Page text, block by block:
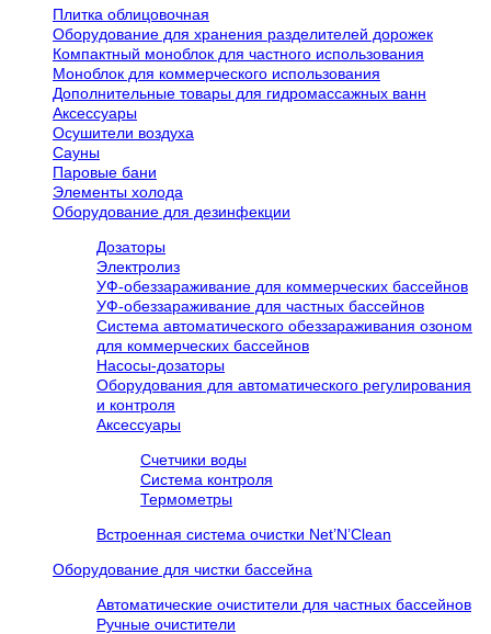
Плитка облицовочная
Оборудование для хранения разделителей дорожек
Компактный моноблок для частного использования
Моноблок для коммерческого использования
Дополнительные товары для гидромассажных ванн
Аксессуары
Осушители воздуха
Сауны
Паровые бани
Элементы холода
Оборудование для дезинфекции
Дозаторы
Электролиз
УФ-обеззараживание для коммерческих бассейнов
УФ-обеззараживание для частных бассейнов
Система автоматического обеззараживания озоном
для коммерческих бассейнов
Насосы-дозаторы
Оборудования для автоматического регулирования
и контроля
Аксессуары
Счетчики воды
Система контроля
Термометры
Встроенная система очистки Net’N’Clean
Оборудование для чистки бассейна
Автоматические очистители для частных бассейнов
Ручные очистители